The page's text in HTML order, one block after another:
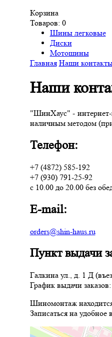
Корзина
Товаров: 0
Шины легковые
Диски
Мотошины
Главная Наши
Наши
"ШинХаус" - интернет-
наличным методом
Телефон:
+7 (4872) 585-192
+7 (930) 791-25-92
c 10.00 до 20.00 без
E-mail:
orders@shin-haus.ru
Пункт выдачи
Галкина ул., д. 1 Д
График выдачи
Шиномонтаж
Записаться на